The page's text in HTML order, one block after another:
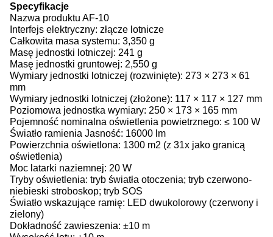
Specyfikacje
Nazwa produktu AF-10
Interfejs elektryczny: złącze lotnicze
Całkowita masa systemu: 3,350 g
Masę jednostki lotniczej: 241 g
Masę jednostki gruntowej: 2,550 g
Wymiary jednostki lotniczej (rozwinięte): 273 × 273 × 61
mm
Wymiary jednostki lotniczej (złożone): 117 × 117 × 127 mm
Poziomowa jednostka wymiary: 250 × 173 × 165 mm
Pojemność nominalna oświetlenia powietrznego: ≤ 100 W
Światło ramienia Jasność: 16000 lm
Powierzchnia oświetlona: 1300 m2 (z 31x jako granicą
oświetlenia)
Moc latarki naziemnej: 20 W
Tryby oświetlenia: tryb światła otoczenia; tryb czerwono-
niebieski stroboskop; tryb SOS
Światło wskazujące ramię: LED dwukolorowy (czerwony i
zielony)
Dokładność zawieszenia: ±10 m